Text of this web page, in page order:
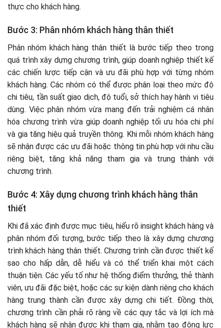
thực cho khách hàng.
Bước 3: Phân nhóm khách hàng thân thiết
Phân nhóm khách hàng thân thiết là bước tiếp theo trong
quá trình xây dựng chương trình, giúp doanh nghiệp thiết kế
các chiến lược tiếp cận và ưu đãi phù hợp với từng nhóm
khách hàng. Các nhóm có thể được phân loại theo mức độ
chi tiêu, tần suất giao dịch, độ tuổi, sở thích hay hành vi tiêu
dùng. Việc phân nhóm vừa mang đến trải nghiệm cá nhân
hóa chương trình vừa giúp doanh nghiệp tối ưu hóa chi phí
và gia tăng hiệu quả truyền thông. Khi mỗi nhóm khách hàng
sẽ nhận được các ưu đãi hoặc thông tin phù hợp với nhu cầu
riêng biệt, tăng khả năng tham gia và trung thành với
chương trình.
Bước 4: Xây dựng chương trình khách hàng thân
thiết
Khi đã xác định được mục tiêu, hiểu rõ insight khách hàng và
phân nhóm đối tượng, bước tiếp theo là xây dựng chương
trình khách hàng thân thiết. Chương trình cần được thiết kế
sao cho hấp dẫn, dễ hiểu và có thể triển khai một cách
thuận tiện. Các yếu tố như hệ thống điểm thưởng, thẻ thành
viên, ưu đãi đặc biệt, hoặc các sự kiện dành riêng cho khách
hàng trung thành cần được xây dựng chi tiết. Đồng thời,
chương trình cần phải rõ ràng về các quy tắc và lợi ích mà
khách hàng sẽ nhận được khi tham gia, nhằm tạo động lực